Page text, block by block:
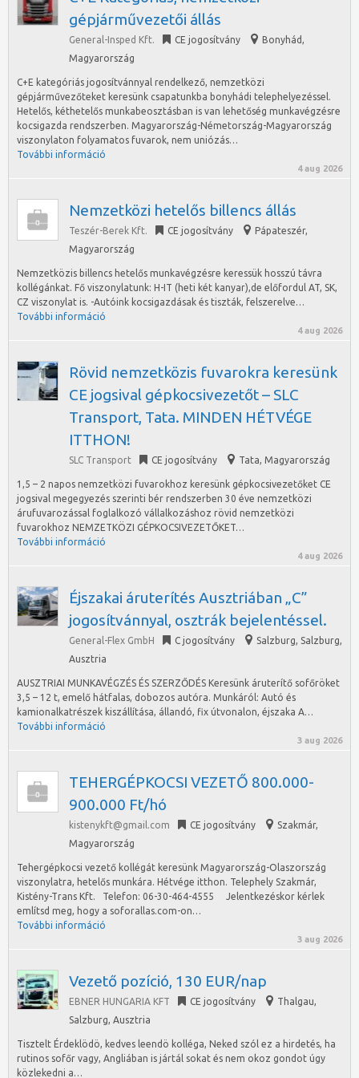
gépjárművezetői állás
General-Insped Kft. CE jogosítvány Bonyhád,
Magyarország
C+E kategóriás jogosítvánnyal rendelkező, nemzetközi
gépjárművezőteket keresünk csapatunkba bonyhádi telephelyezéssel.
Hetelős, kéthetelős munkabeosztásban is van lehetőség munkavégzésre
kocsigazda rendszerben. Magyarország-Németország-Magyarország
viszonylaton folyamatos fuvarok, nem uniózás…
További információ
4 aug 2026
Nemzetközi hetelős billencs állás
Teszér-Berek Kft. CE jogosítvány Pápateszér,
Magyarország
Nemzetközis billencs hetelős munkavégzésre keressük hosszú távra
kollégánkat. Fő viszonylatunk: H-IT (heti két kanyar),de előfordul AT, SK,
CZ viszonylat is. -Autóink kocsigazdásak és tiszták, felszerelve…
További információ
4 aug 2026
Rövid nemzetközis fuvarokra keresünk
CE jogsival gépkocsivezetőt – SLC
Transport, Tata. MINDEN HÉTVÉGE
ITTHON!
SLC Transport CE jogosítvány Tata, Magyarország
1,5 – 2 napos nemzetközi fuvarokhoz keresünk gépkocsivezetőket CE
jogsival megegyezés szerinti bér rendszerben 30 éve nemzetközi
árufuvarozással foglalkozó vállalkozáshoz rövid nemzetközi
fuvarokhoz NEMZETKÖZI GÉPKOCSIVEZETŐKET…
További információ
4 aug 2026
Éjszakai áruterítés Ausztriában „C”
jogosítvánnyal, osztrák bejelentéssel.
General-Flex GmbH C jogosítvány Salzburg, Salzburg,
Ausztria
AUSZTRIAI MUNKAVÉGZÉS ÉS SZERZŐDÉS Keresünk áruterítő sofőröket
3,5 – 12 t, emelő hátfalas, dobozos autóra. Munkáról: Autó és
kamionalkatrészek kiszállítása, állandó, fix útvonalon, éjszaka A…
További információ
3 aug 2026
TEHERGÉPKOCSI VEZETŐ 800.000-
900.000 Ft/hó
kistenykft@gmail.com CE jogosítvány Szakmár,
Magyarország
Tehergépkocsi vezető kollégát keresünk Magyarország-Olaszország
viszonylatra, hetelős munkára. Hétvége itthon. Telephely Szakmár,
Kistény-Trans Kft. Telefon: 06-30-464-4555 Jelentkezéskor kérlek
említsd meg, hogy a soforallas.com-on…
További információ
3 aug 2026
Vezető pozíció, 130 EUR/nap
EBNER HUNGARIA KFT CE jogosítvány Thalgau,
Salzburg, Ausztria
Tisztelt Érdeklödö, kedves leendö kolléga, Neked szól ez a hirdetés, ha
rutinos sofőr vagy, Angliában is jártál sokat és nem okoz gondot úgy
közlekedni a…